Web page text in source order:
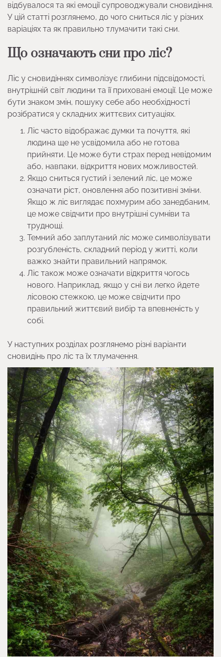
відбувалося та які емоції супроводжували сновидіння.
У цій статті розглянемо, до чого сниться ліс у різних
варіаціях та як правильно тлумачити такі сни.
Що означають сни про ліс?
Ліс у сновидіннях символізує глибини підсвідомості,
внутрішній світ людини та її приховані емоції. Це може
бути знаком змін, пошуку себе або необхідності
розібратися у складних життєвих ситуаціях.
Ліс часто відображає думки та почуття, які
людина ще не усвідомила або не готова
прийняти. Це може бути страх перед невідомим
або, навпаки, відкриття нових можливостей.
Якщо сниться густий і зелений ліс, це може
означати ріст, оновлення або позитивні зміни.
Якщо ж ліс виглядає похмурим або занедбаним,
це може свідчити про внутрішні сумніви та
труднощі.
Темний або заплутаний ліс може символізувати
розгубленість, складний період у житті, коли
важко знайти правильний напрямок.
Ліс також може означати відкриття чогось
нового. Наприклад, якщо у сні ви легко йдете
лісовою стежкою, це може свідчити про
правильний життєвий вибір та впевненість у
собі.
У наступних розділах розглянемо різні варіанти
сновидінь про ліс та їх тлумачення.